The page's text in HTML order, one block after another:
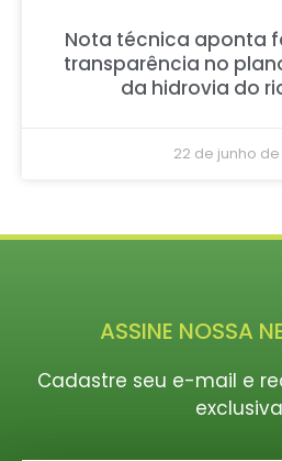
Nota técnica aponta
transparência no
da hidrovia do
22 de junho
ASSINE NOSSA
Cadastre seu e-mail e